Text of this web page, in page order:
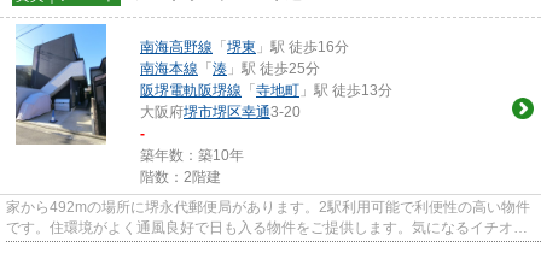
南海高野線 「 堺東 」駅 徒歩16分
南海本線 「 湊 」駅 徒歩25分
阪堺電軌阪堺線 「 寺地町 」駅 徒歩13分
大阪府堺市堺区幸通3-20
-
築年数：築10年
階数：2階建
家から492mの場所に堺永代郵便局があります。2駅利用可能で利便性の高い物件
です。住環境がよく通風良好で日も入る物件をご提供します。気になるイチオシ